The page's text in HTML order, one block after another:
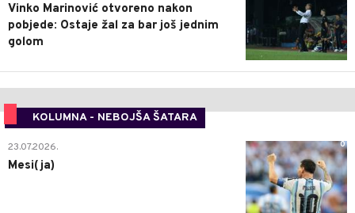
Vinko Marinović otvoreno nakon
pobjede: Ostaje žal za bar još jednim
golom
KOLUMNA - NEBOJŠA ŠATARA
0
23.07.2026.
Mesi(ja)